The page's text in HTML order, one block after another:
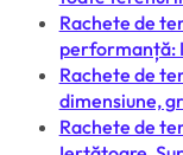
Rachete de
performanță:
Rachete de
dimensiune,
Rachete de